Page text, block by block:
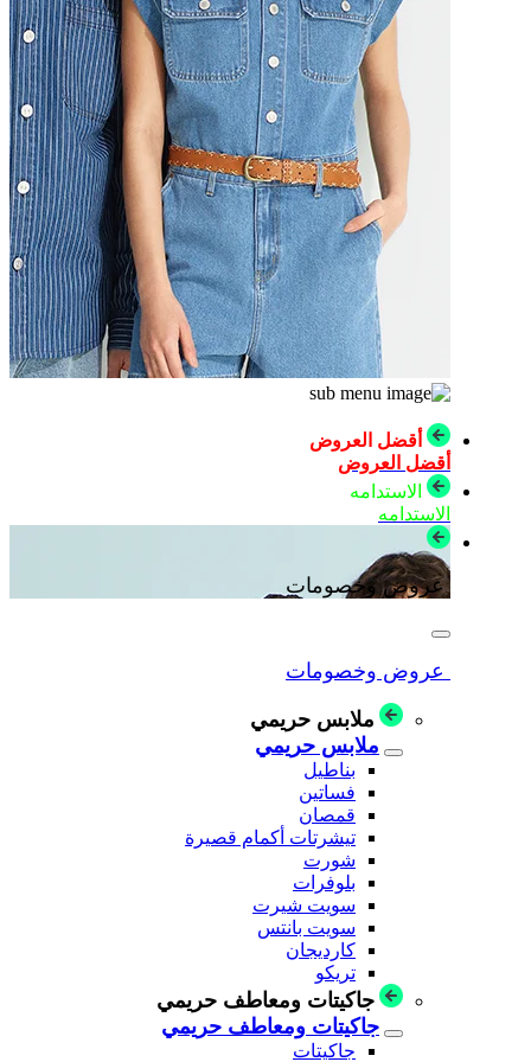
أقضل العروض
أقضل العروض
الاستدامه
الاستدامه
عروض وخصومات
عروض وخصومات
ملابس حريمي
ملابس حريمي
بناطيل
فساتين
قمصان
تيشرتات أكمام قصيرة
شورت
بلوفرات
سويت شيرت
سويت بانتس
كارديجان
تريكو
جاكيتات ومعاطف حريمي
جاكيتات ومعاطف حريمي
جاكيتات